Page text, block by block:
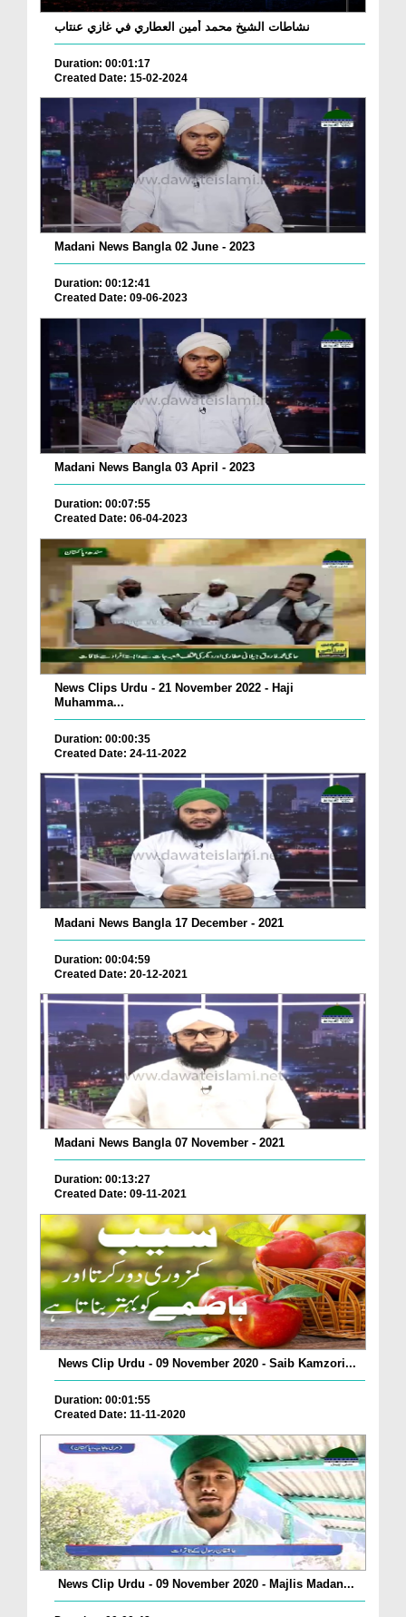
نشاطات الشيخ محمد أمين العطاري في غازي عنتاب
Duration: 00:01:17
Created Date: 15-02-2024
Madani News Bangla 02 June - 2023
Duration: 00:12:41
Created Date: 09-06-2023
Madani News Bangla 03 April - 2023
Duration: 00:07:55
Created Date: 06-04-2023
News Clips Urdu - 21 November 2022 - Haji
Muhamma...
Duration: 00:00:35
Created Date: 24-11-2022
Madani News Bangla 17 December - 2021
Duration: 00:04:59
Created Date: 20-12-2021
Madani News Bangla 07 November - 2021
Duration: 00:13:27
Created Date: 09-11-2021
News Clip Urdu - 09 November 2020 - Saib Kamzori...
Duration: 00:01:55
Created Date: 11-11-2020
News Clip Urdu - 09 November 2020 - Majlis Madan...